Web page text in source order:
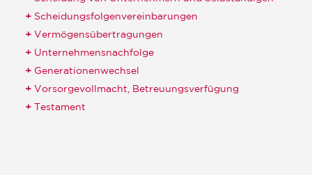
Scheidungsfolgenvereinbarungen
Vermögensübertragungen
Unternehmensnachfolge
Generationenwechsel
Vorsorgevollmacht, Betreuungsverfügung
Testament